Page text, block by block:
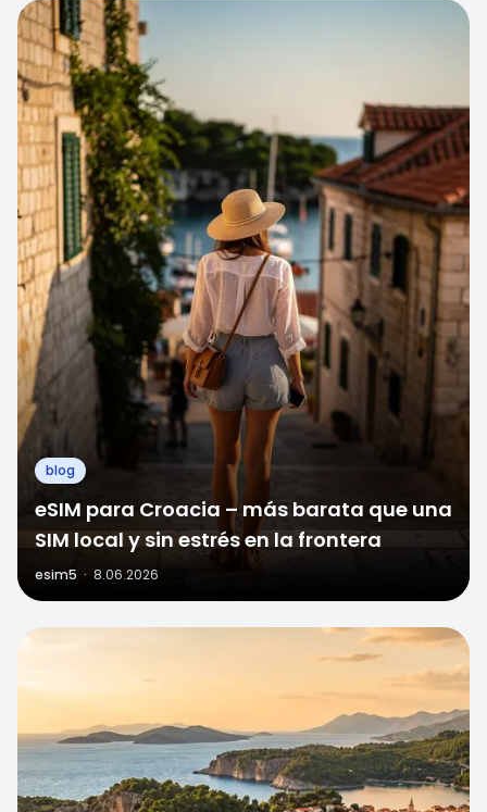
blog
eSIM para Croacia – más barata que una
SIM local y sin estrés en la frontera
esim5 · 8.06.2026